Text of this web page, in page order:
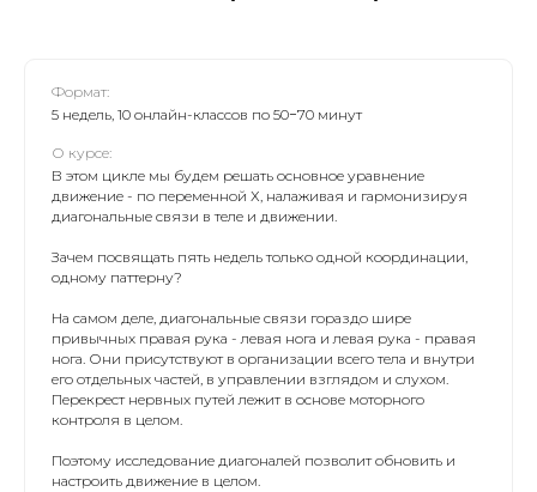
Формат:
5 недель, 10 онлайн-классов по 50−70 минут
О курсе:
В этом цикле мы будем решать основное уравнение
движение - по переменной Х, налаживая и гармонизируя
диагональные связи в теле и движении.
Зачем посвящать пять недель только одной координации,
одному паттерну?
На самом деле, диагональные связи гораздо шире
привычных правая рука - левая нога и левая рука - правая
нога. Они присутствуют в организации всего тела и внутри
его отдельных частей, в управлении взглядом и слухом.
Перекрест нервных путей лежит в основе моторного
контроля в целом.
Поэтому исследование диагоналей позволит обновить и
настроить движение в целом.